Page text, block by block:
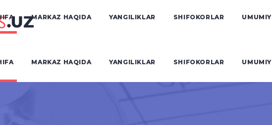
MARKAZ HAQIDA YANGILIKLAR SHIFOKORLAR UMUMIY
MARKAZ HAQIDA YANGILIKLAR SHIFOKORLAR UMUMIY